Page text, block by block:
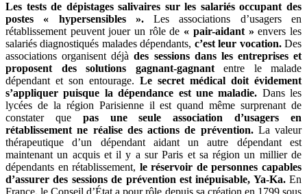
Les tests de dépistages salivaires sur les salariés occupant des
postes « hypersensibles ».Les associations d’usagers en
rétablissement peuvent jouer un rôle de « pair-aidant » envers les
salariés diagnostiqués malades dépendants, c’est leur vocation.Des
associations organisent déjàdes sessions dans les entreprises et
proposent des solutions gagnant-gagnantentre le malade
dépendant et son entourage. Le secret médical doit évidement
s’appliquer puisque la dépendance est une maladie. Dans les
lycées de la région Parisienne il est quand même surprenant de
constater que pas une seule association d’usagers en
rétablissement ne réalise des actions de prévention.La valeur
thérapeutique d’un dépendant aidant un autre dépendant est
maintenant un acquis et il y a sur Paris et sa région un millier de
dépendants en rétablissement, le réservoir de personnes capables
d’assurer des sessions de prévention est inépuisable, Ya-Ka. En